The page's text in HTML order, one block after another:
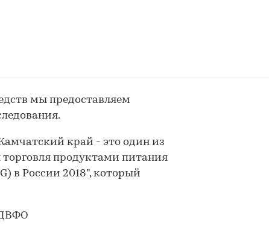
мы предоставляем
край - это один из
торговля продуктами питания
в России 2018", который